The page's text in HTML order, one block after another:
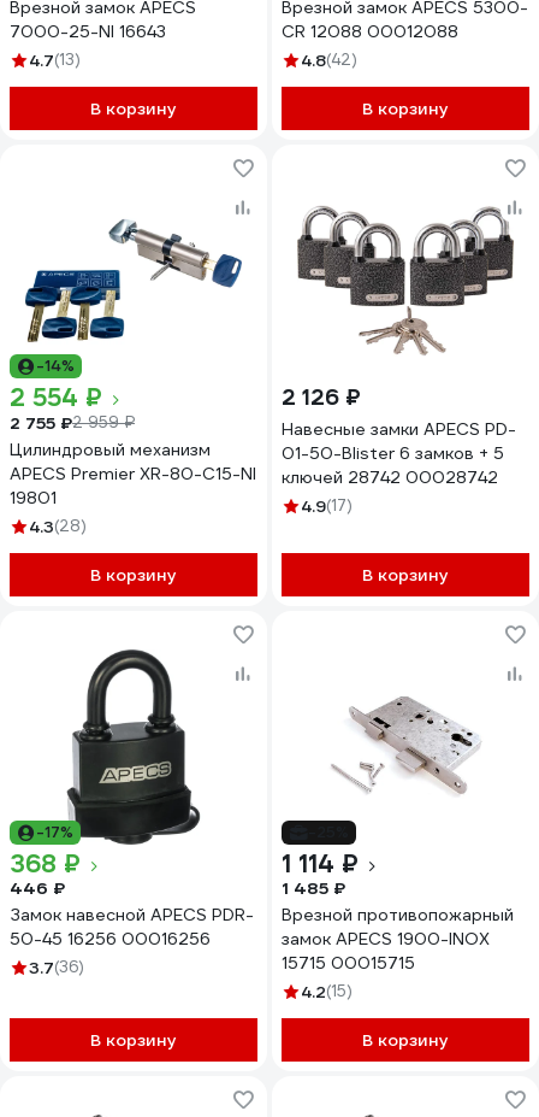
Врезной замок APECS
7000-25-NI 16643
4.7(13)
В корзину
Врезной замок APECS 5300-
CR 12088 00012088
4.8(42)
В корзину
-14%
2 554 ₽
2 755 ₽2 959 ₽
Цилиндровый механизм
APECS Premier XR-80-C15-NI
19801
4.3(28)
В корзину
2 126 ₽
Навесные замки APECS PD-
01-50-Blister 6 замков + 5
ключей 28742 00028742
4.9(17)
В корзину
-17%
368 ₽
446 ₽
Замок навесной APECS PDR-
50-45 16256 00016256
3.7(36)
В корзину
1 114 ₽
1 485 ₽
Врезной противопожарный
замок APECS 1900-INOX
15715 00015715
4.2(15)
В корзину